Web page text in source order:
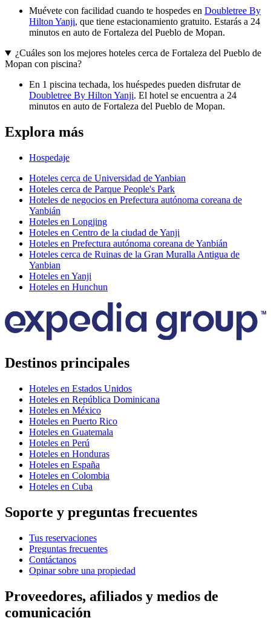
Muévete con facilidad cuando te hospedes en Doubletree By
Hilton Yanji, que tiene estacionamiento gratuito. Estarás a 24
minutos en auto de Fortaleza del Pueblo de Mopan.
¿Cuáles son los mejores hoteles cerca de Fortaleza del Pueblo de
Mopan con piscina?
En 1 piscina techada, los huéspedes pueden disfrutar de
Doubletree By Hilton Yanji. El hotel se encuentra a 24
minutos en auto de Fortaleza del Pueblo de Mopan.
Explora más
Hospedaje
Hoteles cerca de Universidad de Yanbian
Hoteles cerca de Parque People's Park
Hoteles de negocios en Prefectura autónoma coreana de
Yanbián
Hoteles en Longjing
Hoteles en Centro de la ciudad de Yanji
Hoteles en Prefectura autónoma coreana de Yanbián
Hoteles cerca de Ruinas de la Gran Muralla Antigua de
Yanbian
Hoteles en Yanji
Hoteles en Hunchun
Destinos principales
Hoteles en Estados Unidos
Hoteles en República Dominicana
Hoteles en México
Hoteles en Puerto Rico
Hoteles en Guatemala
Hoteles en Perú
Hoteles en Honduras
Hoteles en España
Hoteles en Colombia
Hoteles en Cuba
Soporte y preguntas frecuentes
Tus reservaciones
Preguntas frecuentes
Contáctanos
Opinar sobre una propiedad
Proveedores, afiliados y medios de
comunicación